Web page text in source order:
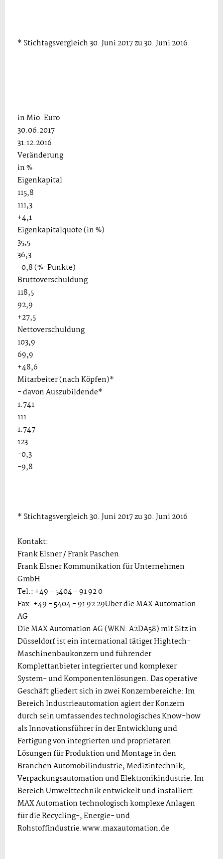
* Stichtagsvergleich 30. Juni 2017 zu 30. Juni 2016
in Mio. Euro
30.06.2017
31.12.2016
Veränderung
in %
Eigenkapital
115,8
111,3
+4,1
Eigenkapitalquote (in %)
35,5
36,3
-0,8 (%-Punkte)
Bruttoverschuldung
118,5
92,9
+27,5
Nettoverschuldung
103,9
69,9
+48,6
Mitarbeiter (nach Köpfen)*
- davon Auszubildende*
1.741
111
1.747
123
-0,3
-9,8
* Stichtagsvergleich 30. Juni 2017 zu 30. Juni 2016
Kontakt:
Frank Elsner / Frank Paschen
Frank Elsner Kommunikation für Unternehmen
GmbH
Tel.: +49 - 5404 - 91 92 0
Fax: +49 - 5404 - 91 92 29Über die MAX Automation
AG
Die MAX Automation AG (WKN: A2DA58) mit Sitz in
Düsseldorf ist ein international tätiger Hightech-
Maschinenbaukonzern und führender
Komplettanbieter integrierter und komplexer
System- und Komponentenlösungen. Das operative
Geschäft gliedert sich in zwei Konzernbereiche: Im
Bereich Industrieautomation agiert der Konzern
durch sein umfassendes technologisches Know-how
als Innovationsführer in der Entwicklung und
Fertigung von integrierten und proprietären
Lösungen für Produktion und Montage in den
Branchen Automobilindustrie, Medizintechnik,
Verpackungsautomation und Elektronikindustrie. Im
Bereich Umwelttechnik entwickelt und installiert
MAX Automation technologisch komplexe Anlagen
für die Recycling-, Energie- und
Rohstoffindustrie.www.maxautomation.de